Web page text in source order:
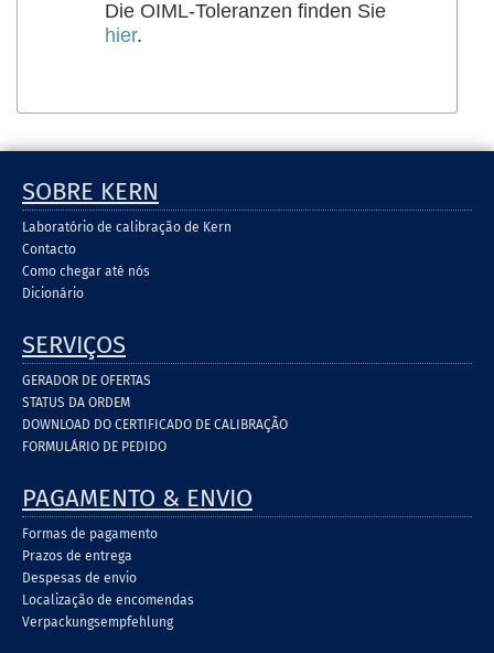
Die OIML-Toleranzen finden Sie
hier.
SOBRE KERN
Laboratório de calibração de Kern
Contacto
Como chegar até nós
Dicionário
SERVIÇOS
GERADOR DE OFERTAS
STATUS DA ORDEM
DOWNLOAD DO CERTIFICADO DE CALIBRAÇÃO
FORMULÁRIO DE PEDIDO
PAGAMENTO & ENVIO
Formas de pagamento
Prazos de entrega
Despesas de envio
Localização de encomendas
Verpackungsempfehlung